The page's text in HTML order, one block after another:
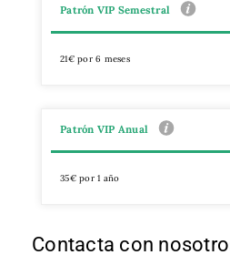
Patrón VIP Semestral
21€ por 6 meses
Patrón VIP Anual
35€ por 1 año
Contacta con